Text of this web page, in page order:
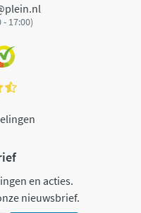
17:00)
en acties.
nieuwsbrief.